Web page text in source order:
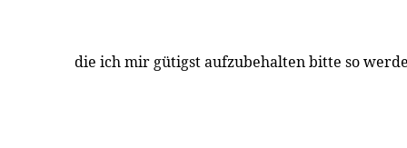
die ich mir gütigst aufzubehalten bitte so